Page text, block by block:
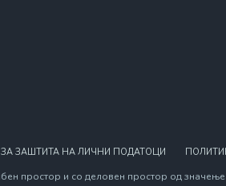
ЗАШТИТА НА ЛИЧНИ ПОДАТОЦИ
простор и со деловен простор од значење